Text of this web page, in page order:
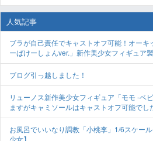
人気記事
ブラが自己責任でキャストオフ可能！オーキ
ーばけーしょんver.」新作美少女フィギュア
ブログ引っ越しました！
リューノス新作美少女フィギュア「モモ -ベ
ますがキャミソールはキャストオフ可能でし
お風呂でいいなり調教「小桃李」1/6スケー
少女】